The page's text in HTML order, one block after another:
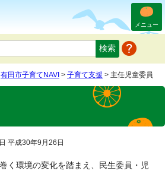
メニュー
有田市子育てNAVI > 子育て支援 > 主任児童委員
平成30年9月26日
く環境の変化を踏まえ、民生委員・児